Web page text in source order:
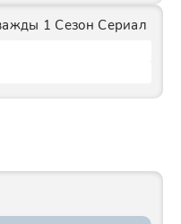
1 Сезон Сериал